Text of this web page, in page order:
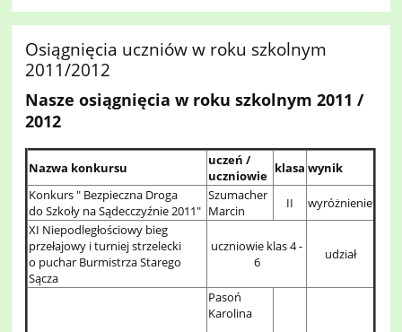
Osiągnięcia uczniów w roku szkolnym
2011/2012
Nasze osiągnięcia w roku szkolnym 2011 /
2012
Nazwa konkursu
uczeń /
uczniowie klasa wynik
Konkurs " Bezpieczna Droga
do Szkoły na Sądecczyźnie 2011"
Szumacher
Marcin
II
wyróżnienie
XI Niepodległościowy bieg
przełajowy i turniej strzelecki
o puchar Burmistrza Starego
Sącza
uczniowie klas 4 -
6
udział
Pasoń
Karolina